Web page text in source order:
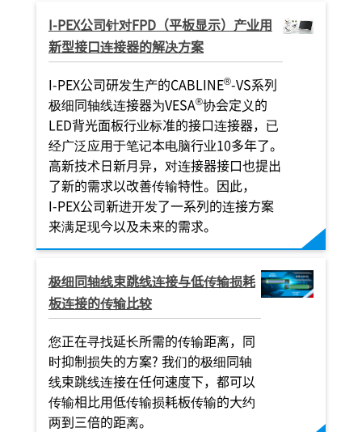
I-PEX公司针对FPD（平板显示）产业用
新型接口连接器的解决方案
I-PEX公司研发生产的CABLINE®-VS系列
极细同轴线连接器为VESA®协会定义的
LED背光面板行业标准的接口连接器，已
经广泛应用于笔记本电脑行业10多年了。
高新技术日新月异，对连接器接口也提出
了新的需求以改善传输特性。因此，
I-PEX公司新进开发了一系列的连接方案
来满足现今以及未来的需求。
极细同轴线束跳线连接与低传输损耗
板连接的传输比较
您正在寻找延长所需的传输距离，同
时抑制损失的方案? 我们的极细同轴
线束跳线连接在任何速度下，都可以
传输相比用低传输损耗板传输的大约
两到三倍的距离。